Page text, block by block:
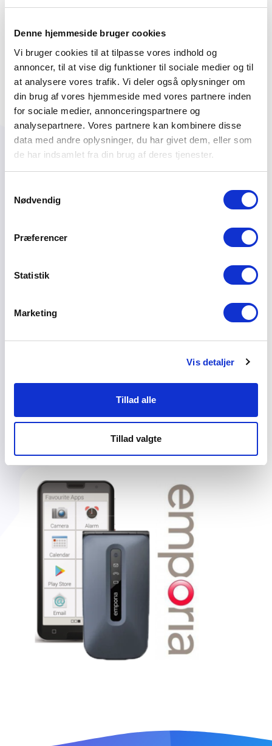
Denne hjemmeside bruger cookies
Vi bruger cookies til at tilpasse vores indhold og
annoncer, til at vise dig funktioner til sociale medier og til
at analysere vores trafik. Vi deler også oplysninger om
din brug af vores hjemmeside med vores partnere inden
for sociale medier, annonceringspartnere og
analysepartnere. Vores partnere kan kombinere disse
data med andre oplysninger, du har givet dem, eller som
de har indsamlet fra din brug af deres tjenester.
Nødvendig
Præferencer
Statistik
Marketing
Vis detaljer
Tillad alle
Tillad valgte
Jeg kan også få fat i ældre venlig mobiler fra
Empora. De laver både Smart Phones fra